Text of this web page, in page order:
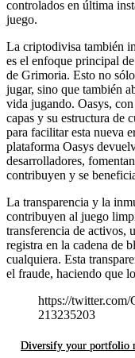
controlados en última
juego.
La criptodivisa también
es el enfoque principal
de Grimoria. Esto no
jugar, sino que también
vida jugando. Oasys,
capas y su estructura de
para facilitar esta nueva
plataforma Oasys
desarrolladores,
contribuyen y se
La transparencia y la
contribuyen al juego
transferencia de activos,
registra en la cadena de
cualquiera. Esta
el fraude, haciendo que
https://twitter.com/
213235203
Diversify your portfolio